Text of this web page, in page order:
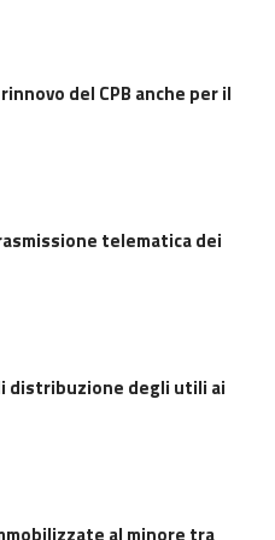
del CPB anche per il
telematica dei
distribuzione degli utili ai